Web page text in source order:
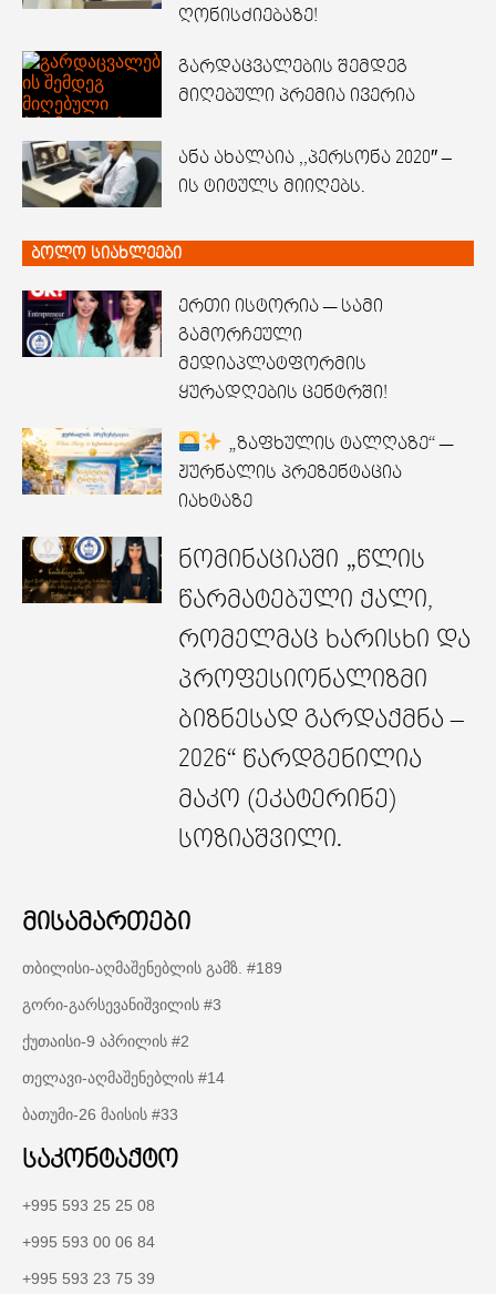
ღონისძიებაზე!
გარდაცვალების შემდეგ
მიღებული პრემია ივერია
ანა ახალაია ,,პერსონა 2020″ –
ის ტიტულს მიიღებს.
ბოლო სიახლეები
ერთი ისტორია — სამი
გამორჩეული
მედიაპლატფორმის
ყურადღების ცენტრში!
„ზაფხულის ტალღაზე“ —
ჟურნალის პრეზენტაცია
იახტაზე
ნომინაციაში „წლის
წარმატებული ქალი,
რომელმაც ხარისხი და
პროფესიონალიზმი
ბიზნესად გარდაქმნა –
2026“ წარდგენილია
მაკო (ეკატერინე)
სოზიაშვილი.
მისამართები
თბილისი-აღმაშენებლის გამზ. #189
გორი-გარსევანიშვილის #3
ქუთაისი-9 აპრილის #2
თელავი-აღმაშენებლის #14
ბათუმი-26 მაისის #33
საკონტაქტო
+995 593 25 25 08
+995 593 00 06 84
+995 593 23 75 39